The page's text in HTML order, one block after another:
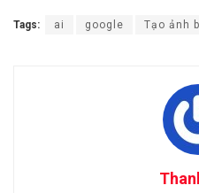
Tags: ai google Tạo ảnh